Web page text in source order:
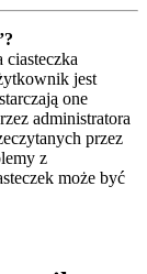
jest
one
administratora
przez
z
może być